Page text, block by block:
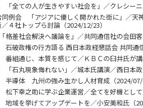
全ての人が生きやすい社会を」／クレシー
例会 「アジアに優しく開かれた街に」／天
４社トップら討論（2024/12/23）
差社会解決へ議論を」／共同通信社の会田
破政権の行方語る 西日本政経懇話会 共同通
番組通じ、本質を感じて／ＫＢＣの臼井氏が
石丸現象侮れない」／城本氏講演／西日本
半導体 九州の強み生かし人材育成（2024/
下幸之助に学ぶ企業運営／全てを好機とし
域を挙げてアップデートを／小安美和氏（